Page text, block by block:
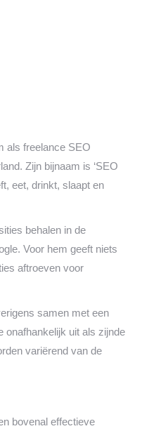
als freelance SEO
Zijn bijnaam is ‘SEO
eet, drinkt, slaapt en
behalen in de
Voor hem geeft niets
aftroeven voor
samen met een
onafhankelijk uit als zijnde
variërend van de
bovenal effectieve